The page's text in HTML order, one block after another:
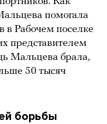
помогала
в Рабочем поселке
представителем
Мальцева брала,
50 тысяч
борьбы